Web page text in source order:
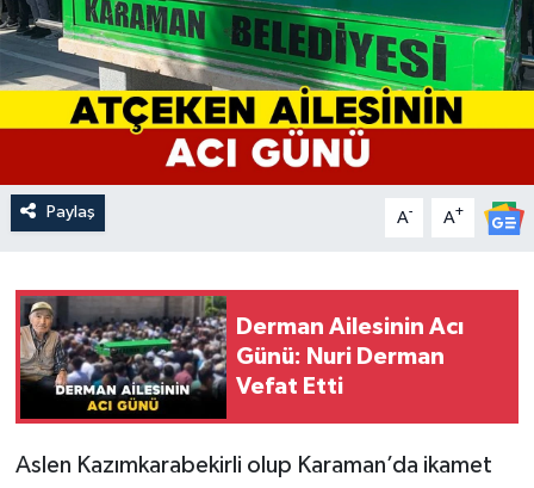
Paylaş A- A+
Derman Ailesinin Acı
Günü: Nuri Derman
Vefat Etti
Aslen Kazımkarabekirli olup Karaman’da ikamet